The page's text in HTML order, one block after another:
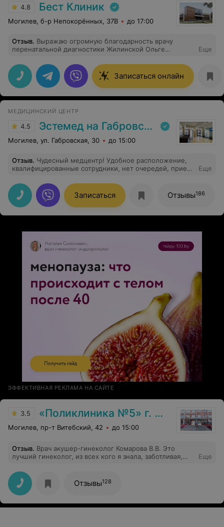
4.8 Бест Клиник
Могилев, б-р Непокорённых, 37В до 17:00
Отзыв. Выражаю огромную благодарность врачу
перенатальной диагностики Жилинской Ольге
своего дела,качественно проводит диагностику и
помогает выявить проблему...На данный момент у
меня 3 триместр беременности ,посещаю только
Ольгу Владимировну,на столько чуткий,добрый,
приятный и отзывчивый доктор ,что на приёме с
Еще
Записаться онлайн
МЕДИЦИНСКИЙ ЦЕНТР
4.5 Эстемед на Габровской
Могилев, ул. Габровская, 30 до 15:00
Отзыв. Чудесный медцентр! Удобное расположение,
квалифицированные сотрудники, нет очередей, прием
Еще
Записаться Отзывы186
ЭФФЕКТИВНАЯ РЕКЛАМА НА САЙТЕ
3.5 «Поликлиника №5» г. Могилев
Могилев, пр-т Витебский, 42 до 15:00
Отзыв. Врач акушер-гинеколог Комарова В.В. Это
лучший гинеколог, из всех кого я знала, заботливая,
пациентам относится с уважением и тактом, и самое
главное очень честная, ничего лишнего, ни анализов,
ни лишних лекарств. Спасибо ее труд и внимание!
Еще
Отзывы128